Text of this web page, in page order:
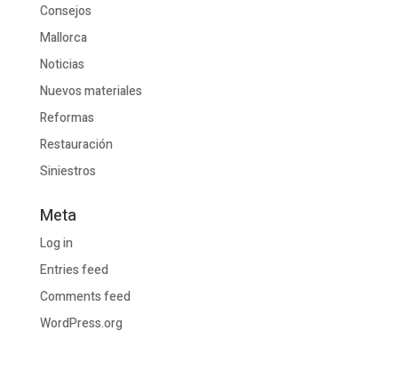
Consejos
Mallorca
Noticias
Nuevos materiales
Reformas
Restauración
Siniestros
Meta
Log in
Entries feed
Comments feed
WordPress.org